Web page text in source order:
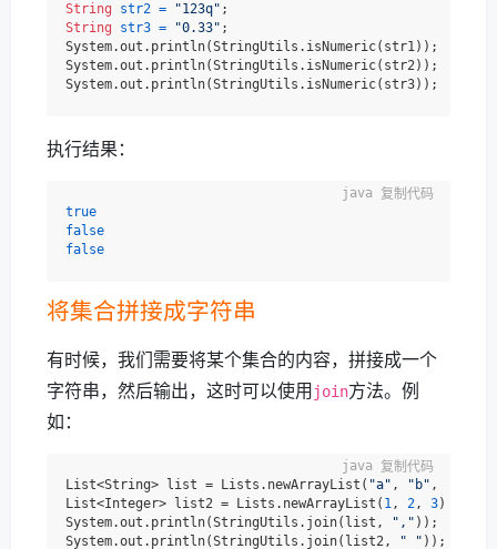
String
str2 = "123q"
String
str3 = "0.33" ;
System.out.println(StringUtils.isNumeric(str1));
System.out.println(StringUtils.isNumeric(str2));
执行结果：
true
false
false
复制代码
将集合拼接成字符串
有时候，我们需要将某个集合的内容，拼接成一个
字符串，然后输出，这时可以使用 join方法。例
如：
List<String> list = Lists.newArrayList( "a" , "b" ,
List<Integer> list2 = Lists.newArrayList( 1, 2, 3);
System.out.println(StringUtils.join(list,
"," ));
System.out.println(StringUtils.join(list2,
" "
复制代码